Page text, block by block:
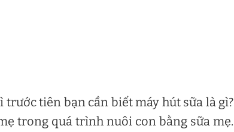
tiên bạn cần biết máy hút sữa là gì?
trong quá trình nuôi con bằng sữa mẹ.